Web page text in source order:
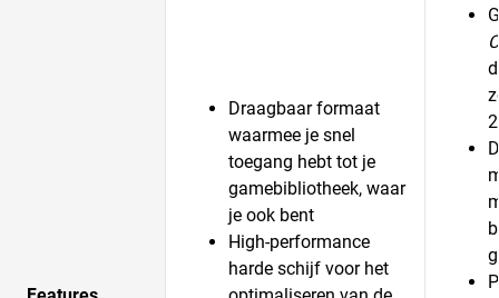
Draagbaar formaat
waarmee je snel
toegang hebt tot je
gamebibliotheek, waar
je ook bent
High-performance
harde schijf voor het